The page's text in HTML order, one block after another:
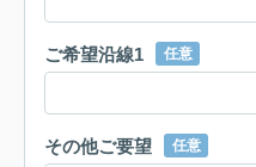
ご希望沿線1 任意
その他ご要望 任意